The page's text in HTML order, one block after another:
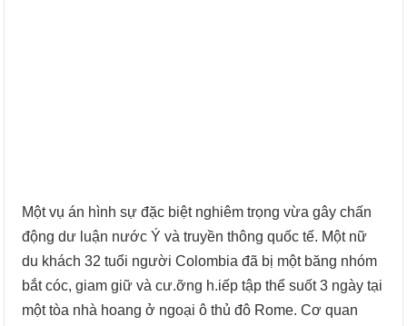
Một vụ án hình sự đặc biệt nghiêm trọng vừa gây chấn
động dư luận nước Ý và truyền thông quốc tế. Một nữ
du khách 32 tuổi người Colombia đã bị một băng nhóm
bắt cóc, giam giữ và cư.ỡng h.iếp tập thể suốt 3 ngày tại
một tòa nhà hoang ở ngoại ô thủ đô Rome. Cơ quan